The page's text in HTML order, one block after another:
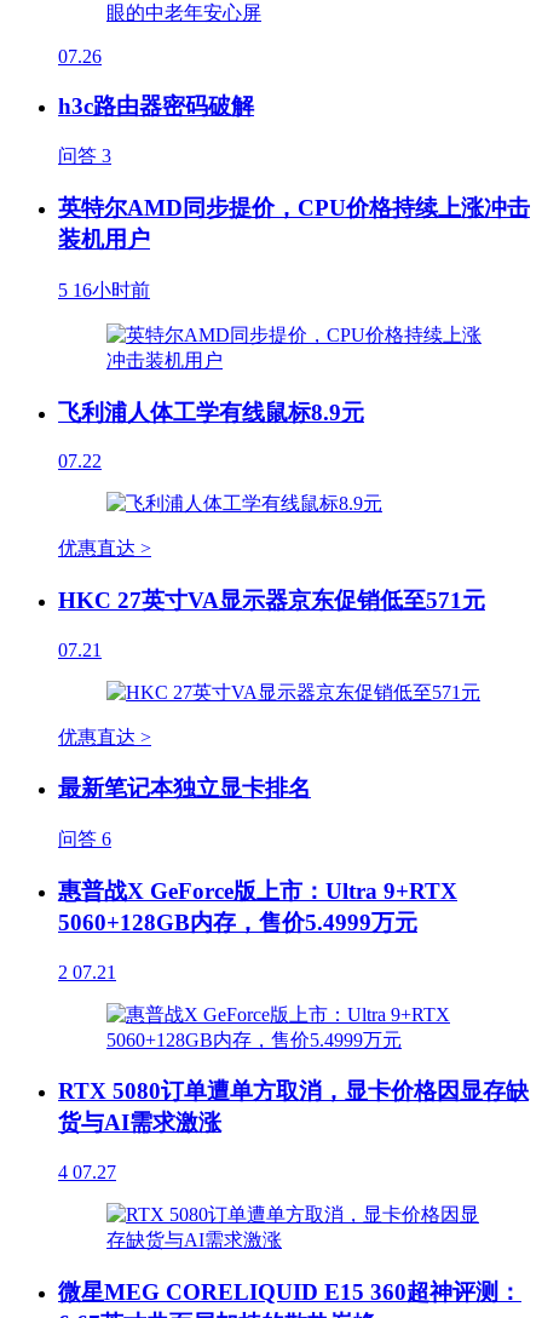
07.26
h3c路由器密码破解
问答 3
英特尔AMD同步提价，CPU价格持续上涨冲击
装机用户
5 16小时前
飞利浦人体工学有线鼠标8.9元
07.22
优惠直达 >
HKC 27英寸VA显示器京东促销低至571元
07.21
优惠直达 >
最新笔记本独立显卡排名
问答 6
惠普战X GeForce版上市：Ultra 9+RTX
5060+128GB内存，售价5.4999万元
2 07.21
RTX 5080订单遭单方取消，显卡价格因显存缺
货与AI需求激涨
4 07.27
微星MEG CORELIQUID E15 360超神评测：